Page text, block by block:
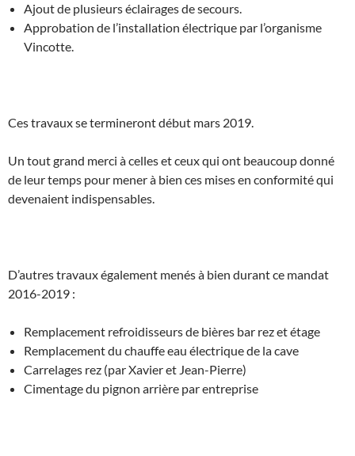
Ajout de plusieurs éclairages de secours.
Approbation de l’installation électrique par l’organisme
Vincotte.
Ces travaux se termineront début mars 2019.
Un tout grand merci à celles et ceux qui ont beaucoup donné
de leur temps pour mener à bien ces mises en conformité qui
devenaient indispensables.
D’autres travaux également menés à bien durant ce mandat
2016-2019 :
Remplacement refroidisseurs de bières bar rez et étage
Remplacement du chauffe eau électrique de la cave
Carrelages rez (par Xavier et Jean-Pierre)
Cimentage du pignon arrière par entreprise